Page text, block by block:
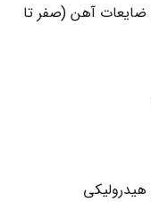
ضایعات آهن (صفر تا